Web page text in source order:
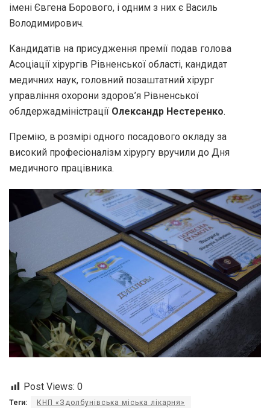
імені Євгена Борового, і одним з них є Василь
Володимирович.
Кандидатів на присудження премії подав голова
Асоціації хірургів Рівненської області, кандидат
медичних наук, головний позаштатний хірург
управління охорони здоров’я Рівненської
облдержадміністрації Олександр Нестеренко.
Премію, в розмірі одного посадового окладу за
високий професіоналізм хірургу вручили до Дня
медичного працівника.
Post Views: 0
Теги: КНП «Здолбунівська міська лікарня»